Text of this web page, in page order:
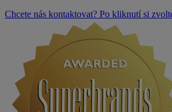
Chcete nás kontaktovat? Po kliknutí si